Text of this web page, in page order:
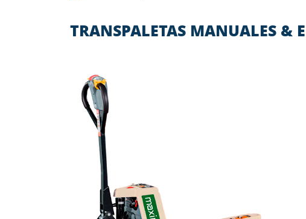
TRANSPALETAS MANUALES &